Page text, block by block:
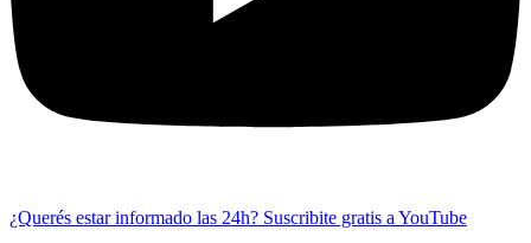
¿Querés estar informado las 24h? Suscribite gratis a YouTube